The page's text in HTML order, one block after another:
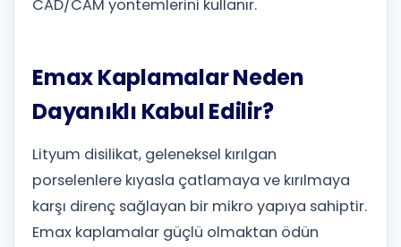
CAD/CAM yöntemlerini kullanır.
Emax Kaplamalar Neden
Dayanıklı Kabul Edilir?
Lityum disilikat, geleneksel kırılgan
porselenlere kıyasla çatlamaya ve kırılmaya
karşı direnç sağlayan bir mikro yapıya sahiptir.
Emax kaplamalar güçlü olmaktan ödün